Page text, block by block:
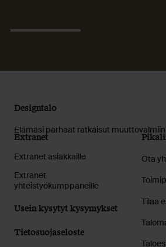
Designtalo
Elämäsi parhaat ratkaisut
Extranet
Extranet asiakkaille
Extranet
yhteistyökumppaneille
Usein kysytyt kysymykset
Tietosuojaseloste
Ota
Tilaa